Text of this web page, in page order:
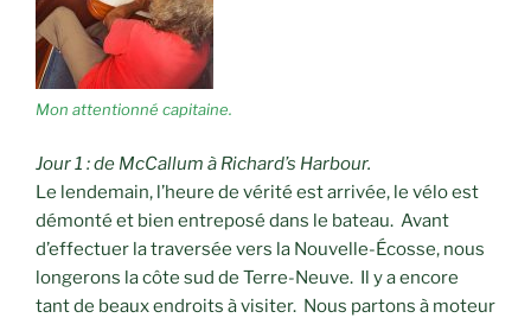
Mon attentionné capitaine.
Jour 1 : de McCallum à Richard’s Harbour.
Le lendemain, l’heure de vérité est arrivée, le vélo est
démonté et bien entreposé dans le bateau. Avant
d’effectuer la traversée vers la Nouvelle-Écosse, nous
longerons la côte sud de Terre-Neuve. Il y a encore
tant de beaux endroits à visiter. Nous partons à moteur